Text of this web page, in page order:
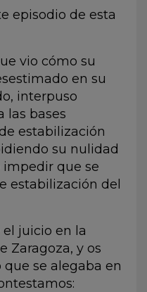
episodio de esta
vio cómo su
en su
interpuso
las bases
estabilización
su nulidad
que se
estabilización del
juicio en la
Zaragoza, y os
se alegaba en